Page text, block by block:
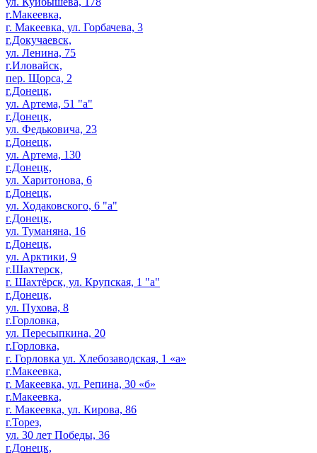
г.Макеевка,
г. Макеевка, ул. Горбачева, 3
г.Докучаевск,
ул. Ленина, 75
г.Иловайск,
пер. Щорса, 2
г.Донецк,
ул. Артема, 51 "а"
г.Донецк,
ул. Федьковича, 23
г.Донецк,
ул. Артема, 130
г.Донецк,
ул. Харитонова, 6
г.Донецк,
ул. Ходаковского, 6 "а"
г.Донецк,
ул. Туманяна, 16
г.Донецк,
ул. Арктики, 9
г.Шахтерск,
г. Шахтёрск, ул. Крупская, 1 "а"
г.Донецк,
ул. Пухова, 8
г.Горловка,
ул. Пересыпкина, 20
г.Горловка,
г. Горловка ул. Хлебозаводская, 1 «а»
г.Макеевка,
г. Макеевка, ул. Репина, 30 «б»
г.Макеевка,
г. Макеевка, ул. Кирова, 86
г.Торез,
ул. 30 лет Победы, 36
г.Донецк,